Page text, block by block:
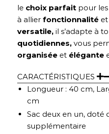
le choix parfait pour les
à allier fonctionnalité et
versatile, il s’adapte à
quotidiennes, vous
organisée et élégante
CARACTÉRISTIQUES
Longueur : 40 cm,
cm
Sac deux en un, doté
supplémentaire